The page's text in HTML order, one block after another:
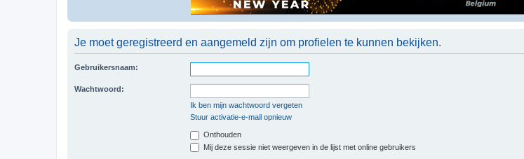
Je moet geregistreerd en aangemeld zijn om profielen te kunnen bekijken.
Gebruikersnaam:
Wachtwoord:
Ik ben mijn wachtwoord vergeten
Stuur activatie-e-mail opnieuw
Onthouden
Mij deze sessie niet weergeven in de lijst met online gebruikers